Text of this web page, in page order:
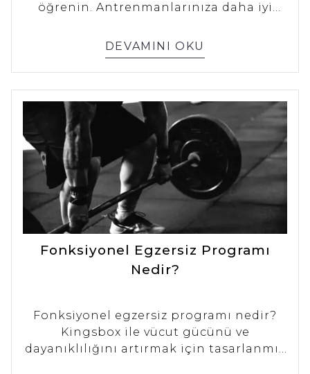
öğrenin. Antrenmanlarınıza daha iyi
kullanmak için Kingsbox'ın hazırladığı
kapsamlı rehberi keşfedin.
DEVAMINI OKU
Fonksiyonel Egzersiz Programı
Nedir?
Fonksiyonel egzersiz programı nedir?
Kingsbox ile vücut gücünü ve
dayanıklılığını artırmak için tasarlanmış